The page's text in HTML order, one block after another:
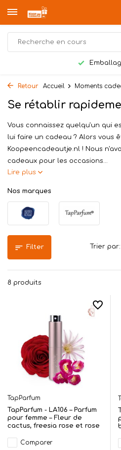
Retour Accueil Moments
Se rétablir
Vous connaissez quelqu'un qui
lui faire un cadeau ? Alors vous
Koopeencadeautje.nl ! Nous
cadeaux pour les occasions...
Lire plus
Nos marques
Filter
8 produits
Trier par:
TapParfum
TapParfum - LA106 – Parfum
pour femme – Fleur de
cactus, freesia rose et rose
Comparer